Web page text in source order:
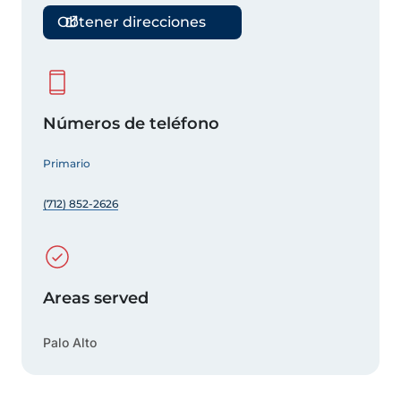
Obtener direcciones
Números de teléfono
Primario
(712) 852-2626
Areas served
Palo Alto